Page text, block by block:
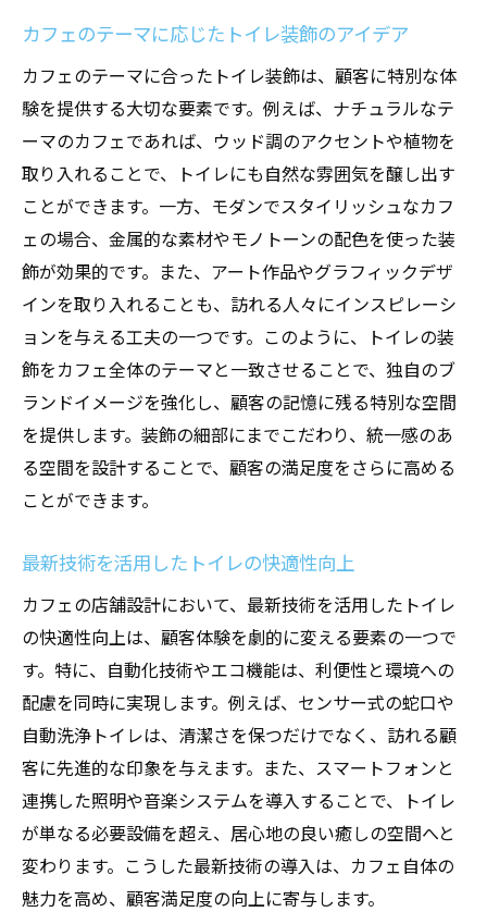
カフェのテーマに応じたトイレ装飾のアイデア
カフェのテーマに合ったトイレ装飾は、顧客に特別な体
験を提供する大切な要素です。例えば、ナチュラルなテ
ーマのカフェであれば、ウッド調のアクセントや植物を
取り入れることで、トイレにも自然な雰囲気を醸し出す
ことができます。一方、モダンでスタイリッシュなカフ
ェの場合、金属的な素材やモノトーンの配色を使った装
飾が効果的です。また、アート作品やグラフィックデザ
インを取り入れることも、訪れる人々にインスピレーシ
ョンを与える工夫の一つです。このように、トイレの装
飾をカフェ全体のテーマと一致させることで、独自のブ
ランドイメージを強化し、顧客の記憶に残る特別な空間
を提供します。装飾の細部にまでこだわり、統一感のあ
る空間を設計することで、顧客の満足度をさらに高める
ことができます。
最新技術を活用したトイレの快適性向上
カフェの店舗設計において、最新技術を活用したトイレ
の快適性向上は、顧客体験を劇的に変える要素の一つで
す。特に、自動化技術やエコ機能は、利便性と環境への
配慮を同時に実現します。例えば、センサー式の蛇口や
自動洗浄トイレは、清潔さを保つだけでなく、訪れる顧
客に先進的な印象を与えます。また、スマートフォンと
連携した照明や音楽システムを導入することで、トイレ
が単なる必要設備を超え、居心地の良い癒しの空間へと
変わります。こうした最新技術の導入は、カフェ自体の
魅力を高め、顧客満足度の向上に寄与します。